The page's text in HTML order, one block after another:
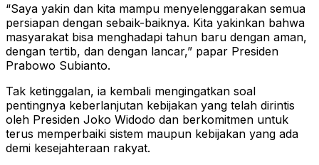
“Saya yakin dan kita mampu menyelenggarakan semua
persiapan dengan sebaik-baiknya. Kita yakinkan bahwa
masyarakat bisa menghadapi tahun baru dengan aman,
dengan tertib, dan dengan lancar,” papar Presiden
Prabowo Subianto.
Tak ketinggalan, ia kembali mengingatkan soal
pentingnya keberlanjutan kebijakan yang telah dirintis
oleh Presiden Joko Widodo dan berkomitmen untuk
terus memperbaiki sistem maupun kebijakan yang ada
demi kesejahteraan rakyat.